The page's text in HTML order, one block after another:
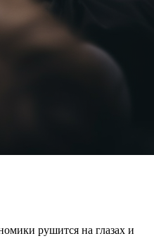
рушится на глазах и